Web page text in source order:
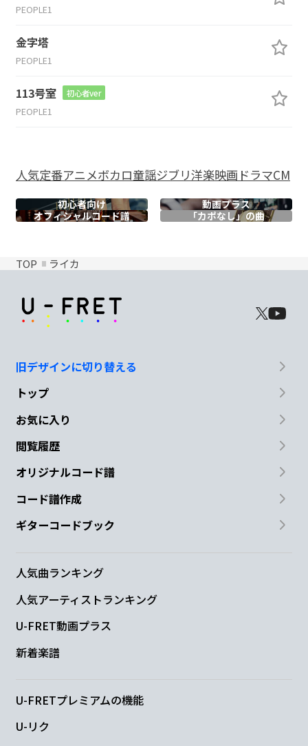
PEOPLE1
金字塔
PEOPLE1
113号室 初心者ver
PEOPLE1
人気定番アニメボカロ童謡ジブリ洋楽映画ドラマCM
初心者向け
動画プラス
オフィシャルコード譜 「カポなし」の曲
TOP ライカ
旧デザインに切り替える
トップ
お気に入り
閲覧履歴
オリジナルコード譜
コード譜作成
ギターコードブック
人気曲ランキング
人気アーティストランキング
U-FRET動画プラス
新着楽譜
U-FRETプレミアムの機能
U-リク